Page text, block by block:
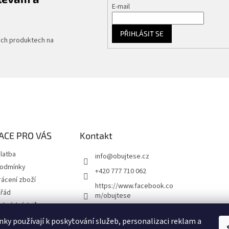
používají k poskytování služeb, personalizaci reklam a
produktech na
E-mail
PŘIHLÁSIT SE
PRO VÁS
zboží
údajů
Kontakt
info@obujtese.cz
+420 777 710 062
https://www.facebook.co
m/obujtese